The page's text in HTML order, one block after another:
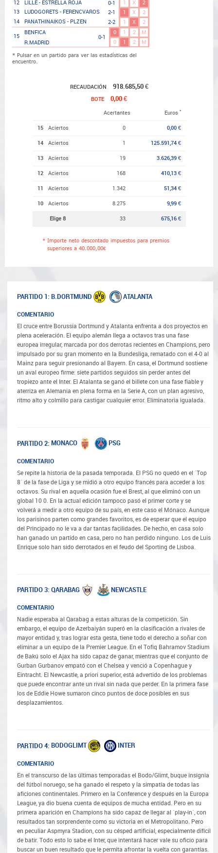
12
LILLE - ESTRELLA ROJA 0-1 1 X
2
13
LUDOGORETS - FERENCVAROS 2-1 1 X
2
14
PANATHINAIKOS - PLZEN 2-2 1 X 2
15
BENFICA
R.MADRID
0-1
0 1 2
M
0
1 2 M
* Pulsar en un partido para ver las estadísticas del
encuentro.
RECAUDACIÓN 918.685,50 €
BOTE 0,00 €
Acertantes Euros *
15 Aciertos 0 0,00 €
14 Aciertos 1 125.591,74 €
13 Aciertos 19 3.626,39 €
12 Aciertos 168 410,13 €
11 Aciertos 1.342 51,34 €
10 Aciertos 8.275 9,99 €
Elige 8 33 675,16 €
* Importe neto descontado impuestos para premios
superiores a 40.000,00€
PARTIDO 1: B.DORTMUND ATALANTA
COMENTARIO
El cruce entre Borussia Dortmund y Atalanta enfrenta a dos proyectos en
plena aceleración. El equipo alemán llega a octavos tras una fase
europea irregular, marcada por dos derrotas recientes en Champions, pero
impulsado por su gran momento en la Bundesliga, rematado con el 4-0 al
Mainz para seguir presionando al Bayern. En casa, el Dortmund sostiene
un aval europeo firme: siete partidos seguidos sin perder antes del
tropiezo ante el Inter. El Atalanta se ganó el billete con una fase fiable y
aterriza en Alemania en plena forma en la Serie A, con un plan agresivo,
ritmo alto y colmillo para castigar cualquier error. Eliminatoria igualada.
PARTIDO 2: MONACO PSG
COMENTARIO
Se repite la historia de la pasada temporada. El PSG no quedó en el ´Top
8´ de la fase de Liga y se midió a otro equipo francés para acceder a los
octavos. Su rival en aquella ocasión fue el Brest, al que eliminó con un
global 10 0. En la actual edición tampoco pasó el primer corte y se
volverá a medir a otro equipo de su país, en este caso el Mónaco. Aunque
los parisinos parten como grandes favoritos, es de esperar que el equipo
del Principado no le va a dar tantas facilidades. De hecho, en casa solo
han ganado un partido en casa, pero no han perdido ninguno. Los de Luis
Enrique solo han sido derrotados en el feudo del Sporting de Lisboa.
PARTIDO 3: QARABAG NEWCASTLE
COMENTARIO
Nadie esperaba al Qarabag a estas alturas de la competición. Sin
embargo, el equipo de Azerbaiyán superó en la clasificación a rivales de
mayor entidad y, tras lograr esta gesta, tiene todo el derecho a soñar con
eliminar a un equipo de la Premier League. En el Tofiq Bahramov Stadium
de Bakú solo el Ajax ha sido capaz de ganar, mientras que el conjunto de
Gurban Gurbanov empató con el Chelsea y venció a Copenhague y
Eintracht. El Newcastle, a priori superior, está advertido de los problemas
que puede encontrar ante un rival sin nada que perder. En la primera fase
los de Eddie Howe sumaron cinco puntos de doce posibles en sus
desplazamientos.
PARTIDO 4: BODOGLIMT INTER
COMENTARIO
En el transcurso de las últimas temporadas el Bodo/Glimt, buque insignia
del fútbol noruego, se ha ganado el respeto y la simpatía de todas las
aficiones continentales. Primero en la Conference y después en la Europa
League, ya dio buena cuenta de equipos de mucha entidad. Pero en su
primera aparición en Champions ha sido capaz de llegar al ´play-in´, con
resultados tan sorprendente como su victoria en el Metropolitano. Pero
en peculiar Aspmyra Stadion, con su césped artificial, especialmente difícil
de batir. Todo esto lo sabe el Inter, que intentará hacer vale su oficio para
buscar un buen resultado que le permita afrontar la vuelta con garantías.